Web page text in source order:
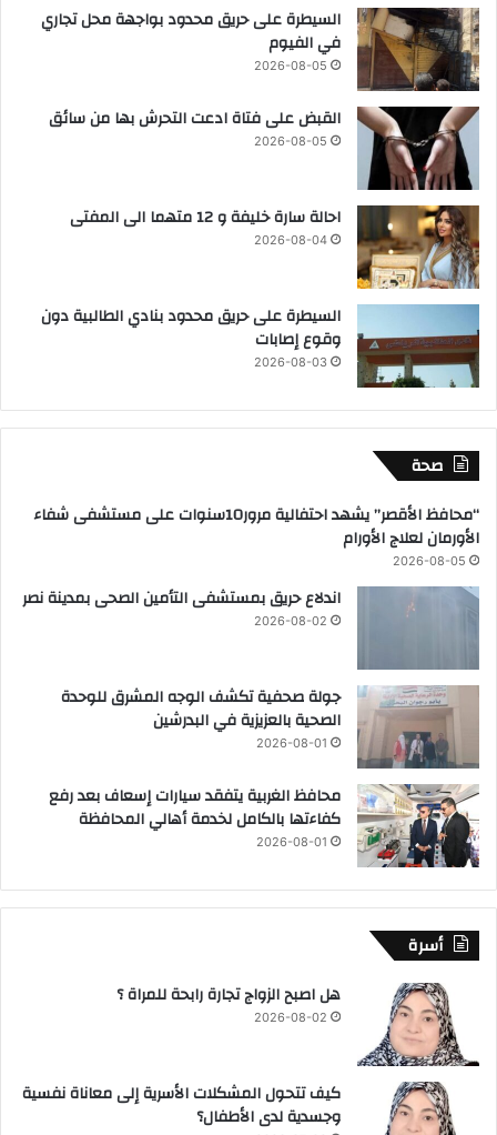
السيطرة على حريق محدود بواجهة محل تجاري
في الفيوم
2026-08-05
القبض على فتاة ادعت التحرش بها من سائق
2026-08-05
احالة سارة خليفة و 12 متهما الى المفتى
2026-08-04
السيطرة على حريق محدود بنادي الطالبية دون
وقوع إصابات
2026-08-03
صحة
“محافظ الأقصر” يشهد احتفالية مرور10سنوات على مستشفى شفاء
الأورمان لعلاج الأورام
2026-08-05
اندلاع حريق بمستشفى التأمين الصحى بمدينة نصر
2026-08-02
جولة صحفية تكشف الوجه المشرق للوحدة
الصحية بالعزيزية في البدرشين
2026-08-01
محافظ الغربية يتفقد سيارات إسعاف بعد رفع
كفاءتها بالكامل لخدمة أهالي المحافظة
2026-08-01
أسرة
هل اصبح الزواج تجارة رابحة للمراة ؟
2026-08-02
كيف تتحول المشكلات الأسرية إلى معاناة نفسية
وجسدية لدى الأطفال؟